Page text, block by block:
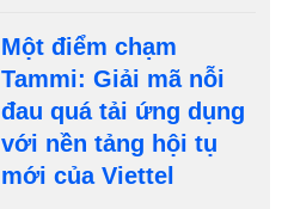
Một điểm chạm
Tammi: Giải mã nỗi
đau quá tải ứng dụng
với nền tảng hội tụ
mới của Viettel